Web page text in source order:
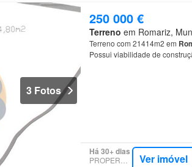
3 Fotos
250 000 €
Terreno em Romariz,
Terreno com 21414m2 em
Possui viabilidade de
Há 30+ dias
PROPERSTAR Ver imóvel